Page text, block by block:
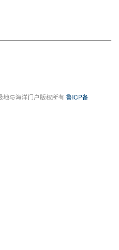
与海洋门户版权所有 鲁ICP备